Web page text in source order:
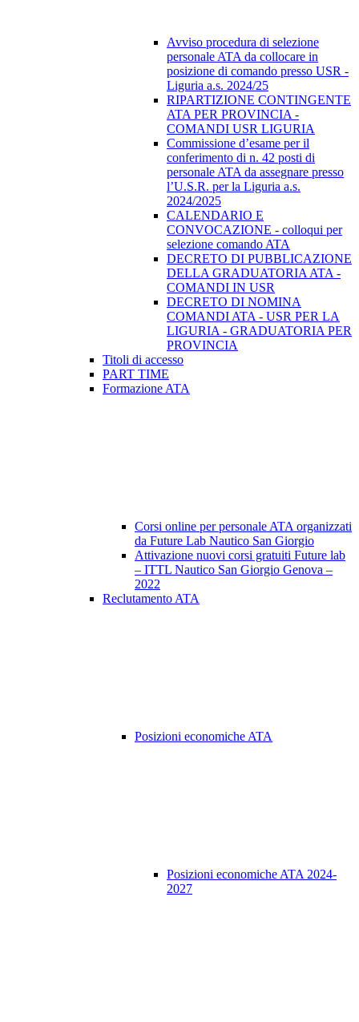
Avviso procedura di selezione
personale ATA da collocare in
posizione di comando presso USR -
Liguria a.s. 2024/25
RIPARTIZIONE CONTINGENTE
ATA PER PROVINCIA -
COMANDI USR LIGURIA
Commissione d’esame per il
conferimento di n. 42 posti di
personale ATA da assegnare presso
l’U.S.R. per la Liguria a.s.
2024/2025
CALENDARIO E
CONVOCAZIONE - colloqui per
selezione comando ATA
DECRETO DI PUBBLICAZIONE
DELLA GRADUATORIA ATA -
COMANDI IN USR
DECRETO DI NOMINA
COMANDI ATA - USR PER LA
LIGURIA - GRADUATORIA PER
PROVINCIA
Titoli di accesso
PART TIME
Formazione ATA
Corsi online per personale ATA organizzati
da Future Lab Nautico San Giorgio
Attivazione nuovi corsi gratuiti Future lab
– ITTL Nautico San Giorgio Genova –
2022
Reclutamento ATA
Posizioni economiche ATA
Posizioni economiche ATA 2024-
2027